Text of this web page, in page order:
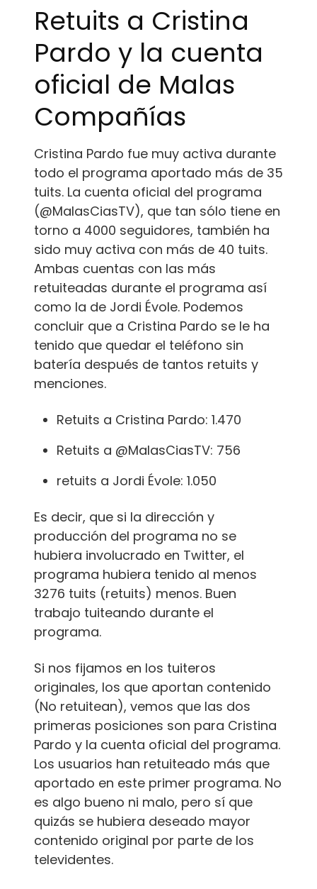
Retuits a Cristina
Pardo y la cuenta
oficial de Malas
Compañías
Cristina Pardo fue muy activa durante
todo el programa aportado más de 35
tuits. La cuenta oficial del programa
(@MalasCiasTV), que tan sólo tiene en
torno a 4000 seguidores, también ha
sido muy activa con más de 40 tuits.
Ambas cuentas con las más
retuiteadas durante el programa así
como la de Jordi Évole. Podemos
concluir que a Cristina Pardo se le ha
tenido que quedar el teléfono sin
batería después de tantos retuits y
menciones.
Retuits a Cristina Pardo: 1.470
Retuits a @MalasCiasTV: 756
retuits a Jordi Évole: 1.050
Es decir, que si la dirección y
producción del programa no se
hubiera involucrado en Twitter, el
programa hubiera tenido al menos
3276 tuits (retuits) menos. Buen
trabajo tuiteando durante el
programa.
Si nos fijamos en los tuiteros
originales, los que aportan contenido
(No retuitean), vemos que las dos
primeras posiciones son para Cristina
Pardo y la cuenta oficial del programa.
Los usuarios han retuiteado más que
aportado en este primer programa. No
es algo bueno ni malo, pero sí que
quizás se hubiera deseado mayor
contenido original por parte de los
televidentes.